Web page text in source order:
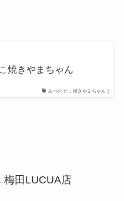
あべの たこ焼きやまちゃん |
焼きやまちゃん
梅田LUCUA店